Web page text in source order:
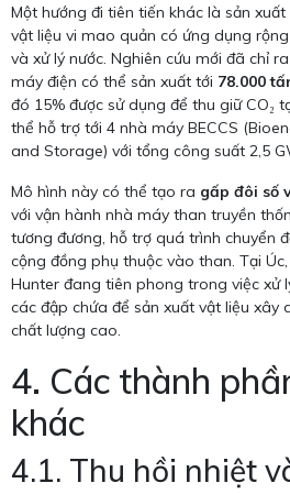
Một hướng đi tiên tiến khác là sản
vật liệu vi mao quản có ứng dụng
và xử lý nước. Nghiên cứu mới đã chỉ
máy điện có thể sản xuất tới 78.000
đó 15% được sử dụng để thu giữ CO₂
thể hỗ trợ tới 4 nhà máy BECCS
and Storage) với tổng công suất 2,5
Mô hình này có thể tạo ra gấp đôi số
với vận hành nhà máy than truyền
tương đương, hỗ trợ quá trình chuyển
cộng đồng phụ thuộc vào than. Tại
Hunter đang tiên phong trong việc xử
các đập chứa để sản xuất vật liệu xây
chất lượng cao.
4. Các thành
khác
4.1. Thu hồi nhiệt